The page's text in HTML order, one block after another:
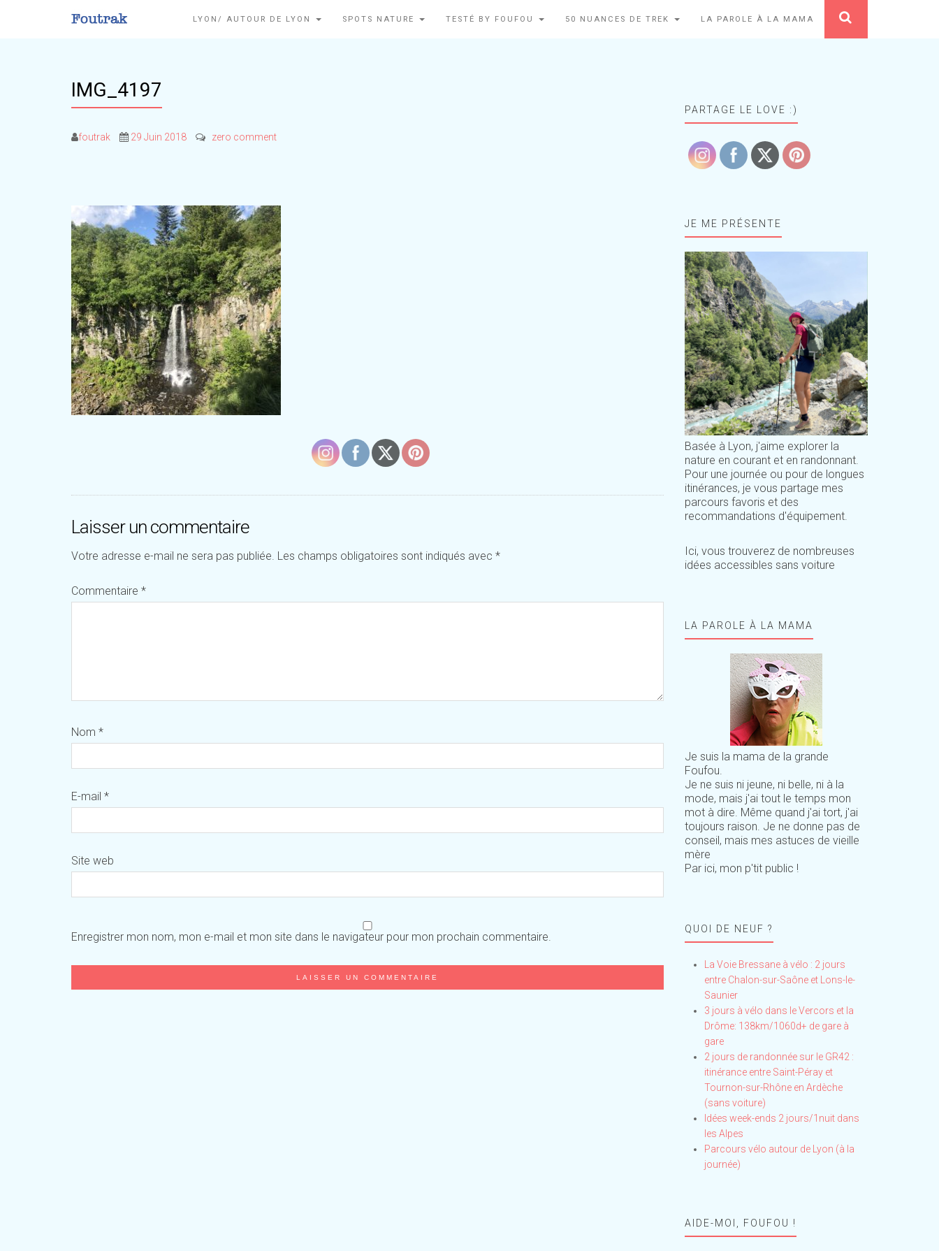
LYON/ AUTOUR DE LYON SPOTS NATURE TESTÉ BY FOUFOU 50 NUANCES DE TREK LA PAROLE À LA MAMA
IMG_4197
foutrak 29 Juin 2018 zero comment
Laisser un commentaire
Votre adresse e-mail ne sera pas publiée. Les champs obligatoires sont indiqués avec *
Commentaire *
Nom *
E-mail *
Site web
Enregistrer mon nom, mon e-mail et mon site dans le navigateur pour mon prochain commentaire.
PARTAGE LE LOVE :)
JE ME PRÉSENTE
Basée à Lyon, j'aime explorer la
nature en courant et en randonnant.
Pour une journée ou pour de longues
itinérances, je vous partage mes
parcours favoris et des
recommandations d'équipement.
Ici, vous trouverez de nombreuses
idées accessibles sans voiture
LA PAROLE À LA MAMA
Je suis la mama de la grande
Foufou.
Je ne suis ni jeune, ni belle, ni à la
mode, mais j'ai tout le temps mon
mot à dire. Même quand j'ai tort, j'ai
toujours raison. Je ne donne pas de
conseil, mais mes astuces de vieille
mère
Par ici, mon p'tit public !
QUOI DE NEUF ?
La Voie Bressane à vélo : 2 jours
entre Chalon-sur-Saône et Lons-le-
Saunier
3 jours à vélo dans le Vercors et la
Drôme: 138km/1060d+ de gare à
gare
2 jours de randonnée sur le GR42 :
itinérance entre Saint-Péray et
Tournon-sur-Rhône en Ardèche
(sans voiture)
Idées week-ends 2 jours/1nuit dans
les Alpes
Parcours vélo autour de Lyon (à la
journée)
AIDE-MOI, FOUFOU !